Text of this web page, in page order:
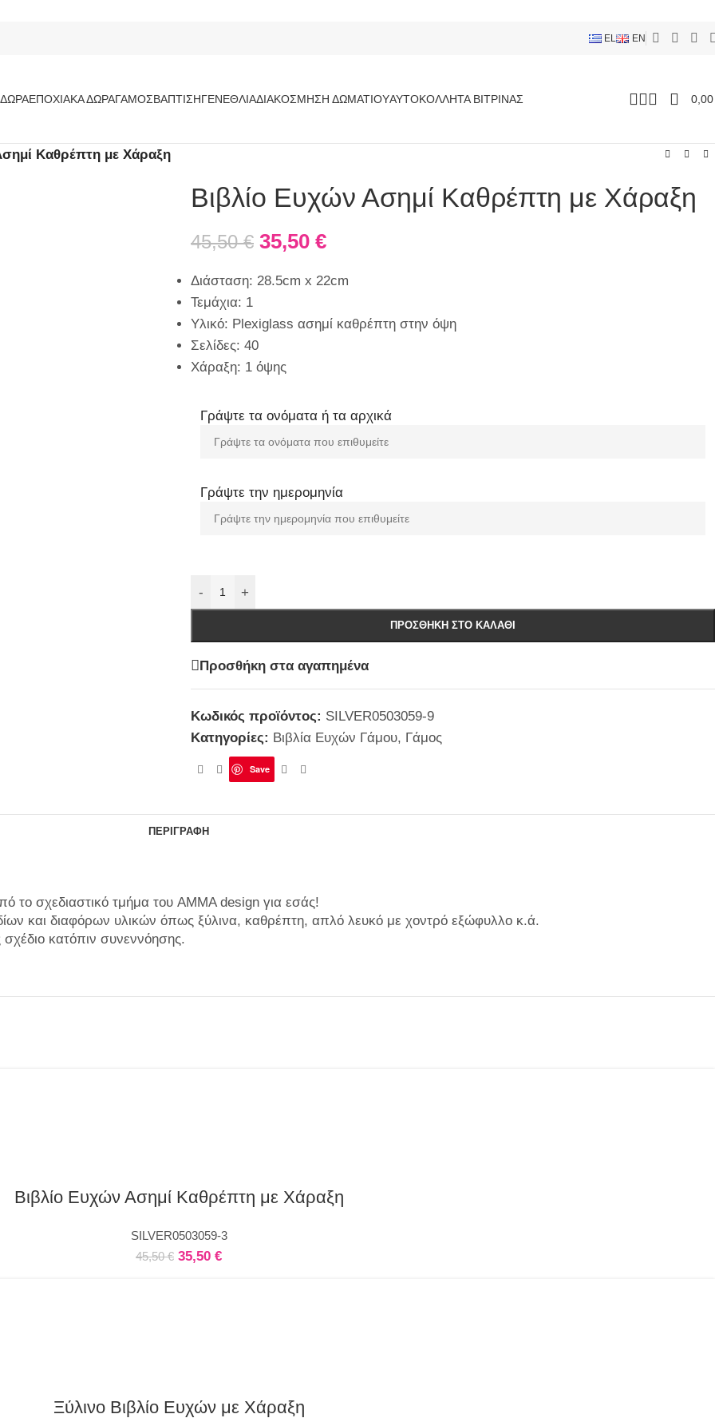
EL EN
ΕΠΟΧΙΑΚΆ ΔΏΡΑΓΆΜΟΣΒΆΠΤΙΣΗΓΕΝΈΘΛΙΑΔΙΑΚΌΣΜΗΣΗ ΔΩΜΑΤΊΟΥΑΥΤΟΚΌΛΛΗΤΑ ΒΙΤΡΊΝΑΣ
Καθρέπτη με Χάραξη
Βιβλίο Ευχών Ασημί Καθρέπτη με Χάραξη
45,50€ 35,50 €
Διάσταση: 28.5cm x 22cm
Τεμάχια: 1
Υλικό: Plexiglass ασημί καθρέπτη στην όψη
Σελίδες: 40
Χάραξη: 1 όψης
Γράψτε τα ονόματα ή τα αρχικά
Γράψτε την ημερομηνία
- +
ΠΡΟΣΘΉΚΗ ΣΤΟ ΚΑΛΆΘΙ
Προσθήκη στα αγαπημένα
Κωδικός προϊόντος: SILVER0503059-9
Κατηγορίες: Βιβλία Ευχών Γάμου, Γάμος
Save
ΠΕΡΙΓΡΑΦΉ
το σχεδιαστικό τμήμα του AMMA design για εσάς!
και διαφόρων υλικών όπως ξύλινα, καθρέπτη, απλό λευκό με χοντρό εξώφυλλο κ.ά.
κατόπιν συνεννόησης.
Βιβλίο Ευχών Ασημί Καθρέπτη με Χάραξη
SILVER0503059-3
45,50€ 35,50 €
Ξύλινο Βιβλίο Ευχών με Χάραξη